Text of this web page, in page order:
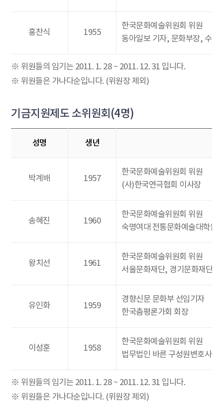
홍찬식 1955
한국문화예술위원회 위원
동아일보 기자, 문화부장, 수석
※ 위원들의 임기는 2011. 1. 28 ~ 2011. 12. 31 입니다.
※ 위원들은 가나다순입니다. (위원장 제외)
기금지원제도 소위원회(4명)
성명 생년
박계배 1957
한국문화예술위원회 위원
(사)한국연극협회 이사장
송혜진 1960
한국문화예술위원회 위원
숙명여대 전통문화예술대학원
왕치선 1961
한국문화예술위원회 위원
서울문화재단, 경기문화재단,
유인화 1959
경향신문 문화부 선임기자
한국춤평론가회 회장
이성훈 1958
한국문화예술위원회 위원
법무법인 바른 구성원변호사
※ 위원들의 임기는 2011. 1. 28 ~ 2011. 12. 31 입니다.
※ 위원들은 가나다순입니다. (위원장 제외)